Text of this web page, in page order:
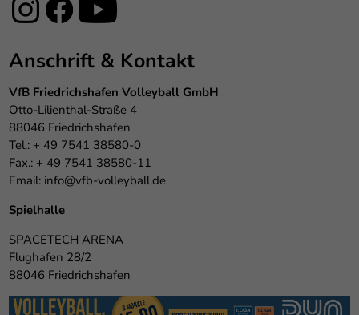
Anschrift & Kontakt
VfB Friedrichshafen Volleyball GmbH
Otto-Lilienthal-Straße 4
88046 Friedrichshafen
Tel.: + 49 7541 38580-0
Fax.: + 49 7541 38580-11
Email: info@vfb-volleyball.de
Spielhalle
SPACETECH ARENA
Flughafen 28/2
88046 Friedrichshafen